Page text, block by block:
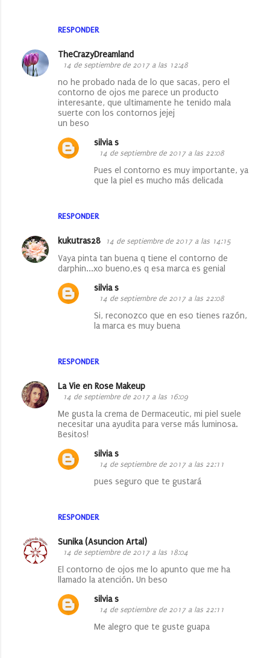
RESPONDER
TheCrazyDreamland
14 de septiembre de 2017 a las 12:48
no he probado nada de lo que sacas, pero el
contorno de ojos me parece un producto
interesante, que ultimamente he tenido mala
suerte con los contornos jejej
un beso
RESPONDER
silvia s
14 de septiembre de 2017 a las 22:08
Pues el contorno es muy importante, ya
que la piel es mucho más delicada
kukutras28 14 de septiembre de 2017 a las 14:15
Vaya pinta tan buena q tiene el contorno de
darphin...xo bueno,es q esa marca es genial
RESPONDER
silvia s
14 de septiembre de 2017 a las 22:08
Si, reconozco que en eso tienes razón,
la marca es muy buena
La Vie en Rose Makeup
14 de septiembre de 2017 a las 16:09
Me gusta la crema de Dermaceutic, mi piel suele
necesitar una ayudita para verse más luminosa.
Besitos!
RESPONDER
silvia s
14 de septiembre de 2017 a las 22:11
pues seguro que te gustará
Sunika (Asuncion Artal)
14 de septiembre de 2017 a las 18:04
El contorno de ojos me lo apunto que me ha
llamado la atención. Un beso
silvia s
14 de septiembre de 2017 a las 22:11
Me alegro que te guste guapa